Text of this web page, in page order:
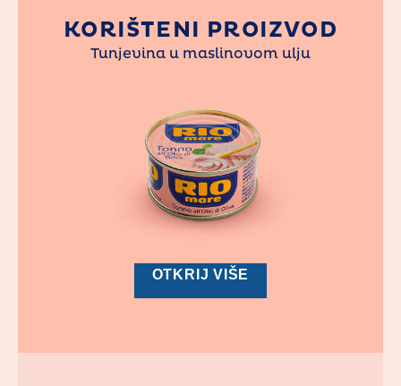
KORIŠTENI PROIZVOD
Tunjevina u maslinovom ulju
OTKRIJ VIŠE